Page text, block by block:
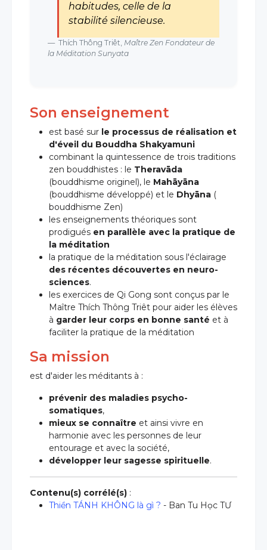
habitudes, celle de la
stabilité silencieuse.
Thích Thông Triêt, Maître Zen Fondateur de
la Méditation Sunyata
Son enseignement
est basé sur le processus de réalisation et
d'éveil du Bouddha Shakyamuni
combinant la quintessence de trois traditions
zen bouddhistes : le Theravāda
(bouddhisme originel), le Mahāyāna
(bouddhisme développé) et le Dhyāna (
bouddhisme Zen)
les enseignements théoriques sont
prodigués en parallèle avec la pratique de
la méditation
la pratique de la méditation sous l'éclairage
des récentes découvertes en neuro-
sciences.
les exercices de Qi Gong sont conçus par le
Maître Thích Thông Triêt pour aider les élèves
à garder leur corps en bonne santé et à
faciliter la pratique de la méditation
Sa mission
est d'aider les méditants à :
prévenir des maladies psycho-
somatiques,
mieux se connaître et ainsi vivre en
harmonie avec les personnes de leur
entourage et avec la société,
développer leur sagesse spirituelle.
Contenu(s) corrélé(s) :
Thiền TÁNH KHÔNG là gì ? - Ban Tu Học TƯ